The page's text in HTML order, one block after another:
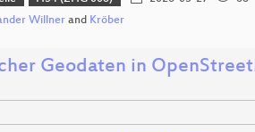
Willner and Kröber
Geodaten in